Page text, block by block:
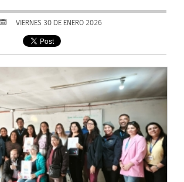
VIERNES 30 DE ENERO 2026